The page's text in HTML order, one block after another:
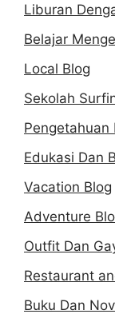
Liburan
Belajar
Local Blog
Sekolah
Pengetahuan
Edukasi Dan
Vacation Blog
Adventure
Outfit Dan
Restaurant
Buku Dan